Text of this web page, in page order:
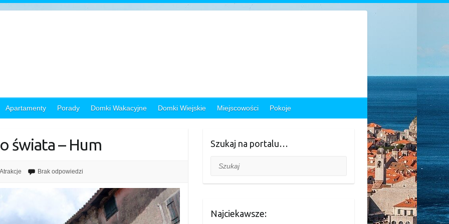
Apartamenty Porady Domki Wakacyjne Domki Wiejskie Miejscowości Pokoje
świata – Hum
Atrakcje Brak odpowiedzi
Szukaj na portalu…
Szukaj
Najciekawsze: